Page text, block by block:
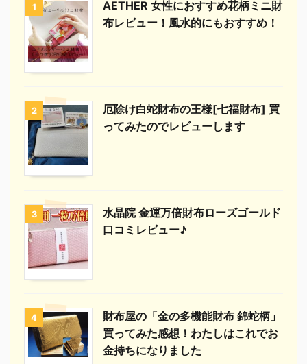
1
AETHER 女性におすすめ花柄ミニ財
布レビュー！風水的にもおすすめ！
2
厄除け白蛇財布の王様[七福財布] 買
ってみたのでレビューします
3
水晶院 金運万倍財布ローズゴールド
口コミレビュー♪
4
財布屋の「金の多機能財布 錦蛇柄」
買ってみた感想！わたしはこれでお
金持ちになりました